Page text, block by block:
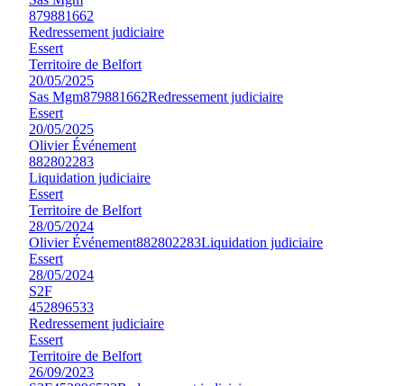
879881662
Redressement judiciaire
Essert
Territoire de Belfort
20/05/2025
Sas Mgm879881662Redressement judiciaire
Essert
20/05/2025
Olivier Événement
882802283
Liquidation judiciaire
Essert
Territoire de Belfort
28/05/2024
Olivier Événement882802283Liquidation judiciaire
Essert
28/05/2024
S2F
452896533
Redressement judiciaire
Essert
Territoire de Belfort
26/09/2023